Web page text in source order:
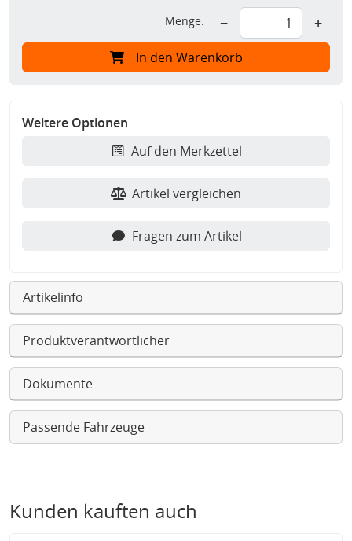
Menge: − +
In den Warenkorb
Weitere Optionen
Auf den Merkzettel
Artikel vergleichen
Fragen zum Artikel
Artikelinfo
Produktverantwortlicher
Dokumente
Passende Fahrzeuge
Kunden kauften auch